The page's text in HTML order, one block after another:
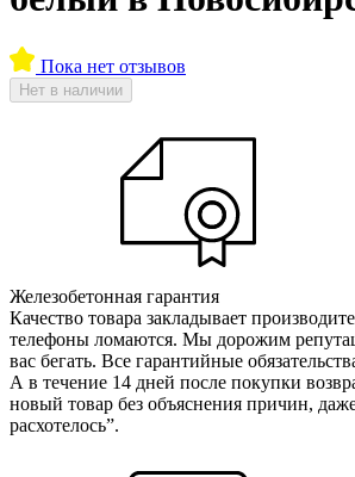
Пока нет отзывов
Нет в наличии
Железобетонная гарантия
Качество товара закладывает
телефоны ломаются. Мы дорожим
вас бегать. Все гарантийные
А в течение 14 дней после покупки
новый товар без объяснения причин,
расхотелось”.